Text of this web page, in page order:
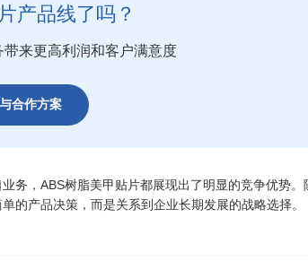
产品线了吗？
来更高利润和客户满意度
合作方案
务，ABS树脂美甲贴片都展现出了明显的竞争优势。
的产品决策，而是关系到企业长期发展的战略选择。